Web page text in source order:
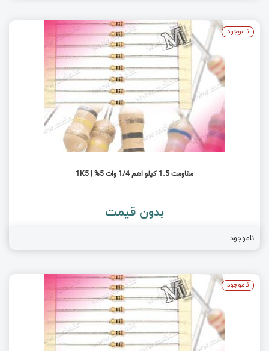
مقاومت 1.5 کیلو اهم 1/4 وات 5% | 1K5
بدون قیمت
ناموجود
ناموجود
ناموجود